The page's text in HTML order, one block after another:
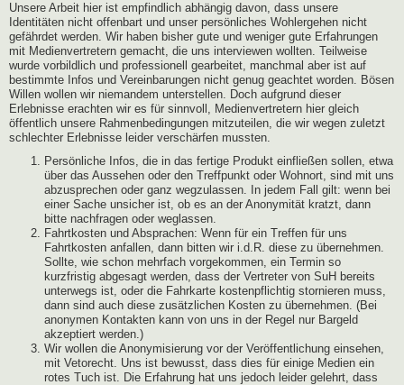
Unsere Arbeit hier ist empfindlich abhängig davon, dass unsere
Identitäten nicht offenbart und unser persönliches Wohlergehen nicht
gefährdet werden. Wir haben bisher gute und weniger gute Erfahrungen
mit Medienvertretern gemacht, die uns interviewen wollten. Teilweise
wurde vorbildlich und professionell gearbeitet, manchmal aber ist auf
bestimmte Infos und Vereinbarungen nicht genug geachtet worden. Bösen
Willen wollen wir niemandem unterstellen. Doch aufgrund dieser
Erlebnisse erachten wir es für sinnvoll, Medienvertretern hier gleich
öffentlich unsere Rahmenbedingungen mitzuteilen, die wir wegen zuletzt
schlechter Erlebnisse leider verschärfen mussten.
Persönliche Infos, die in das fertige Produkt einfließen sollen, etwa
über das Aussehen oder den Treffpunkt oder Wohnort, sind mit uns
abzusprechen oder ganz wegzulassen. In jedem Fall gilt: wenn bei
einer Sache unsicher ist, ob es an der Anonymität kratzt, dann
bitte nachfragen oder weglassen.
Fahrtkosten und Absprachen: Wenn für ein Treffen für uns
Fahrtkosten anfallen, dann bitten wir i.d.R. diese zu übernehmen.
Sollte, wie schon mehrfach vorgekommen, ein Termin so
kurzfristig abgesagt werden, dass der Vertreter von SuH bereits
unterwegs ist, oder die Fahrkarte kostenpflichtig stornieren muss,
dann sind auch diese zusätzlichen Kosten zu übernehmen. (Bei
anonymen Kontakten kann von uns in der Regel nur Bargeld
akzeptiert werden.)
Wir wollen die Anonymisierung vor der Veröffentlichung einsehen,
mit Vetorecht. Uns ist bewusst, dass dies für einige Medien ein
rotes Tuch ist. Die Erfahrung hat uns jedoch leider gelehrt, dass